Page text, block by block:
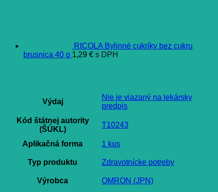
RICOLA Bylinné cukríky bez cukru
brusnica 40 g 1,29 € s DPH
Výdaj
Nie je viazaný na lekársky
predpis
Kód štátnej autority
(ŠÚKL)
T10243
Aplikačná forma 1 kus
Typ produktu Zdravotnícke potreby
Výrobca OMRON (JPN)